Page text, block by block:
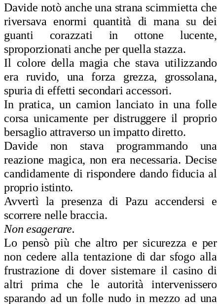
Davide notò anche una strana scimmietta che
riversava enormi quantità di mana su dei
guanti corazzati in ottone lucente,
sproporzionati anche per quella stazza.
Il colore della magia che stava utilizzando
era ruvido, una forza grezza, grossolana,
spuria di effetti secondari accessori.
In pratica, un camion lanciato in una folle
corsa unicamente per distruggere il proprio
bersaglio attraverso un impatto diretto.
Davide non stava programmando una
reazione magica, non era necessaria. Decise
candidamente di rispondere dando fiducia al
proprio istinto.
Avvertì la presenza di Pazu accendersi e
scorrere nelle braccia.
Non esagerare.
Lo pensò più che altro per sicurezza e per
non cedere alla tentazione di dar sfogo alla
frustrazione di dover sistemare il casino di
altri prima che le autorità intervenissero
sparando ad un folle nudo in mezzo ad una